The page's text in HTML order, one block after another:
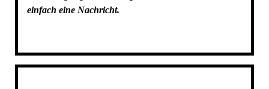
einfach eine Nachricht.